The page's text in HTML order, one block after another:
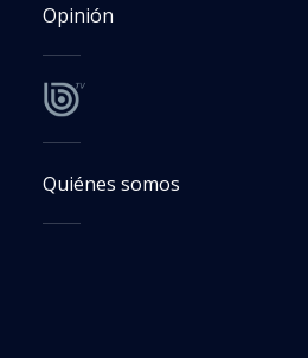
Opinión
Quiénes somos